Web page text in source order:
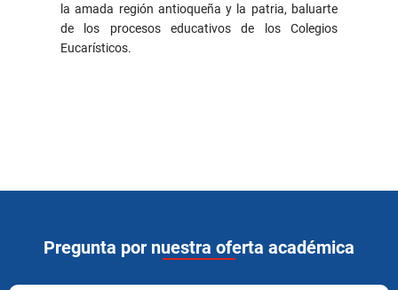
la amada región antioqueña y la patria, baluarte
de los procesos educativos de los Colegios
Eucarísticos.
Pregunta por nuestra oferta académica